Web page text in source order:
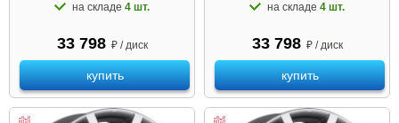
на складе 4 шт.
33 798 ₽ / диск
купить
на складе 4 шт.
33 798 ₽ / диск
купить